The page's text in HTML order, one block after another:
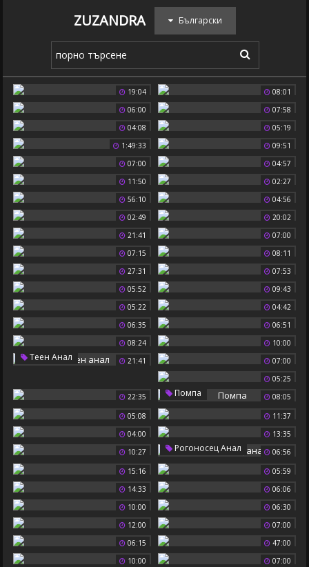
ZUZANDRA Български
19:04
08:01
06:00
07:58
04:08
05:19
1:49:33
09:51
07:00
04:57
11:50
02:27
56:10
04:56
02:49
20:02
21:41
07:00
07:15
08:11
27:31
07:53
05:52
09:43
05:22
04:42
06:35
06:51
08:24
10:00
21:41
Теен Анал
07:00
05:25
22:35
08:05
Помпа
05:08
11:37
04:00
13:35
10:27
06:56
Рогоносец Анал
15:16
05:59
14:33
06:06
10:00
06:30
12:00
07:00
06:15
47:00
10:00
07:00